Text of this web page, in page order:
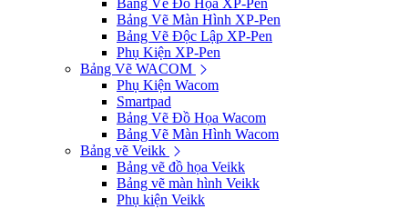
Bảng Vẽ Đồ Họa XP-Pen
Bảng Vẽ Màn Hình XP-Pen
Bảng Vẽ Độc Lập XP-Pen
Phụ Kiện XP-Pen
Bảng Vẽ WACOM
Phụ Kiện Wacom
Smartpad
Bảng Vẽ Đồ Họa Wacom
Bảng Vẽ Màn Hình Wacom
Bảng vẽ Veikk
Bảng vẽ đồ họa Veikk
Bảng vẽ màn hình Veikk
Phụ kiện Veikk